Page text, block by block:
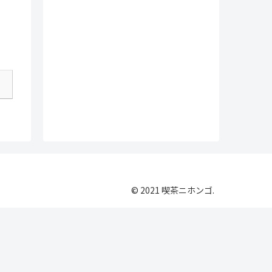
© 2021 喫茶ニホンゴ.